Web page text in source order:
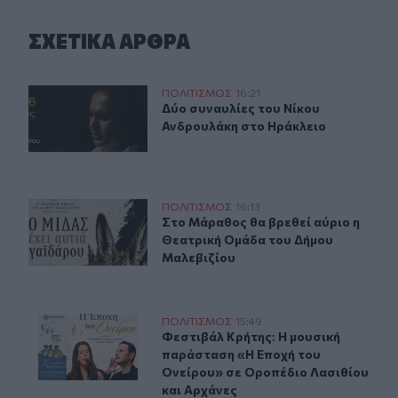
ΣΧΕΤΙΚA AΡΘΡΑ
Δύο συναυλίες του Νίκου Ανδρουλάκη στο Ηράκλειο
ΠΟΛΙΤΙΣΜΟΣ 16:21
Δύο συναυλίες του Νίκου
Δύο συναυλίες του Νίκου
Ανδρουλάκη στο Ηράκλειο
Στο Μάραθος θα βρεθεί αύριο η Θεατρική Ομάδα του
ΠΟΛΙΤΙΣΜΟΣ 16:13
Στο Μάραθος θα βρεθεί αύριο η
Στο Μάραθος θα βρεθεί αύριο η
Θεατρική Ομάδα του Δήμου
Μαλεβιζίου
Φεστιβάλ Κρήτης: Η μουσική παράσταση «Η Εποχή
ΠΟΛΙΤΙΣΜΟΣ 15:49
Φεστιβάλ Κρήτης: Η μουσική
Φεστιβάλ Κρήτης: Η μουσική
παράσταση «Η Εποχή του
Ονείρου» σε Οροπέδιο Λασιθίου
και Αρχάνες